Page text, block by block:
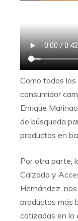
Como todos
consumidor
Enrique
de búsqueda
productos en
Por otra parte,
Calzado y
Hernández,
productos más
cotizadas en lo